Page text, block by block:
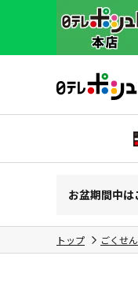
お盆期間中
トップ ごくせん